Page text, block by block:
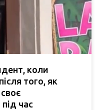
коли
того, як
час